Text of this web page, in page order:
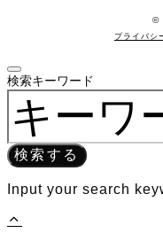
©️
プライバシ
検索キーワード
検索する
Input your search